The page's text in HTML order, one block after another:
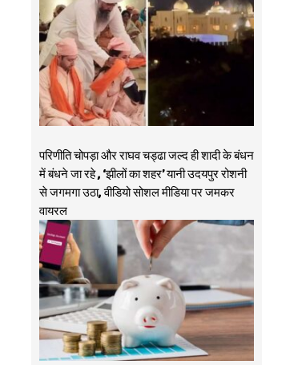
परिणीति चोपड़ा और राघव चड्ढा जल्द ही शादी के बंधन
में बंधने जा रहे , ‘झीलों का शहर’ यानी उदयपुर रोशनी
से जगमगा उठा, वीडियो सोशल मीडिया पर जमकर
वायरल